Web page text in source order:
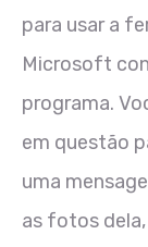
para usar a
Microsoft
programa.
em questão
uma
as fotos